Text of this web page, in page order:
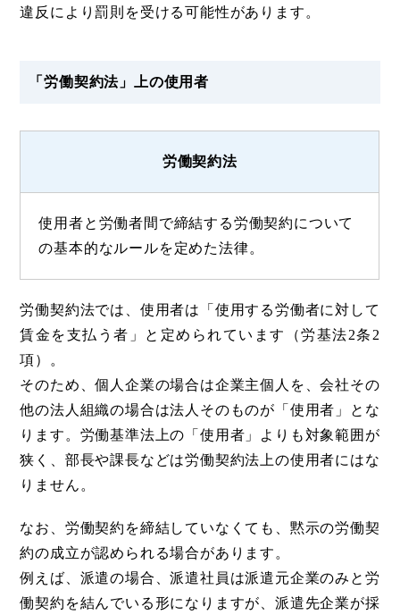
違反により罰則を受ける可能性があります。
「労働契約法」上の使用者
労働契約法
使用者と労働者間で締結する労働契約について
の基本的なルールを定めた法律。
労働契約法では、使用者は「使用する労働者に対して
賃金を支払う者」と定められています（労基法2条2
項）。
そのため、個人企業の場合は企業主個人を、会社その
他の法人組織の場合は法人そのものが「使用者」とな
ります。労働基準法上の「使用者」よりも対象範囲が
狭く、部長や課長などは労働契約法上の使用者にはな
りません。
なお、労働契約を締結していなくても、黙示の労働契
約の成立が認められる場合があります。
例えば、派遣の場合、派遣社員は派遣元企業のみと労
働契約を結んでいる形になりますが、派遣先企業が採